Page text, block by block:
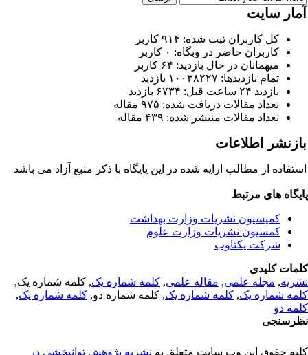
سایت
کل کاربران ثبت شده: ۹۱۴ کاربر
کاربران حاضر در وبگاه: ۰ کاربر
میهمانان در حال بازدید: ۶۴ کاربر
تمام بازدید‌ها: ۱۰۰۳۸۲۲۷ بازدید
بازدید ۲۴ ساعت قبل: ۶۷۳۴ بازدید
تعداد مقالات دریافت شده: ۹۷۵ مقاله
تعداد مقالات منتشر شده: ۴۳۹ مقاله
اطلاعات
از مطالب ارایه شده در این پایگاه با ذکر منبع آزاد می باشد
های مرتبط
کمیسیون نشریات وزارت بهداشت
کمسیون نشریات وزارت علوم
شرکت یکتاوب
کلیدی
, مجله علمی , مقاله علمی , کلمه شماره یک, کلمه شماره یک,
شماره یک, کلمه شماره یک, کلمه شماره دو, کلمه شماره یک,
دو
حقوق این وب سایت متعلق به نشریه پژوهش توانبخشی در